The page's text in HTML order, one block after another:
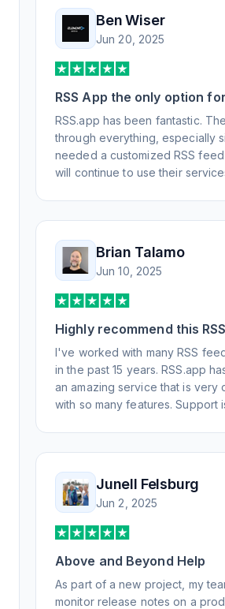
Ben Wiser
Jun 20, 2025
RSS App the only option
generation
RSS.app has been fantastic.
through everything, especially
needed a customized RSS
will continue to use their
Brian Talamo
Jun 10, 2025
Highly recommend this
/ widget generator service.
I've worked with many RSS
in the past 15 years. RSS.app
an amazing service that is very
with so many features. Support
professionally. Highly
RSS feed needs. Our trucking
website couldn't work without it.
Junell Felsburg
Jun 2, 2025
Above and Beyond Help
As part of a new project, my
monitor release notes on a